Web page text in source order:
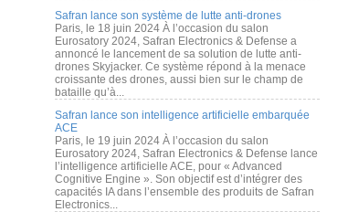
Safran lance son système de lutte anti-drones
Paris, le 18 juin 2024 À l’occasion du salon
Eurosatory 2024, Safran Electronics & Defense a
annoncé le lancement de sa solution de lutte anti-
drones Skyjacker. Ce système répond à la menace
croissante des drones, aussi bien sur le champ de
bataille qu’à...
Safran lance son intelligence artificielle embarquée
ACE
Paris, le 19 juin 2024 À l’occasion du salon
Eurosatory 2024, Safran Electronics & Defense lance
l’intelligence artificielle ACE, pour « Advanced
Cognitive Engine ». Son objectif est d’intégrer des
capacités IA dans l’ensemble des produits de Safran
Electronics...